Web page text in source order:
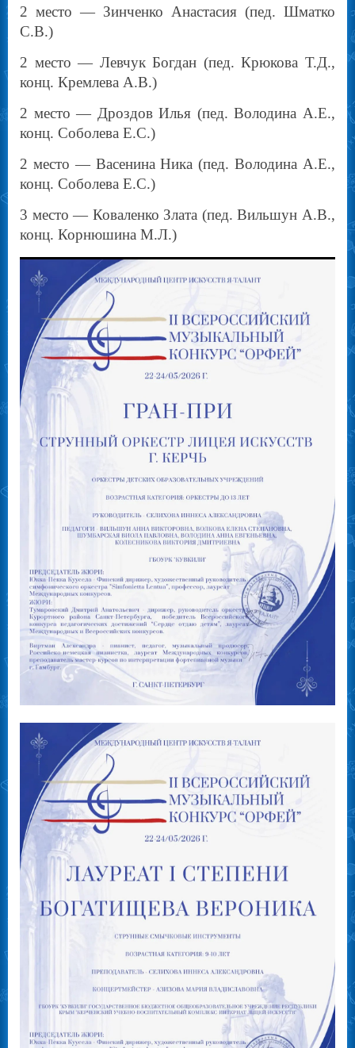
2 место — Зинченко Анастасия (пед. Шматко
С.В.)
2 место — Левчук Богдан (пед. Крюкова Т.Д.,
конц. Кремлева А.В.)
2 место — Дроздов Илья (пед. Володина А.Е.,
конц. Соболева Е.С.)
2 место — Васенина Ника (пед. Володина А.Е.,
конц. Соболева Е.С.)
3 место — Коваленко Злата (пед. Вильшун А.В.,
конц. Корнюшина М.Л.)